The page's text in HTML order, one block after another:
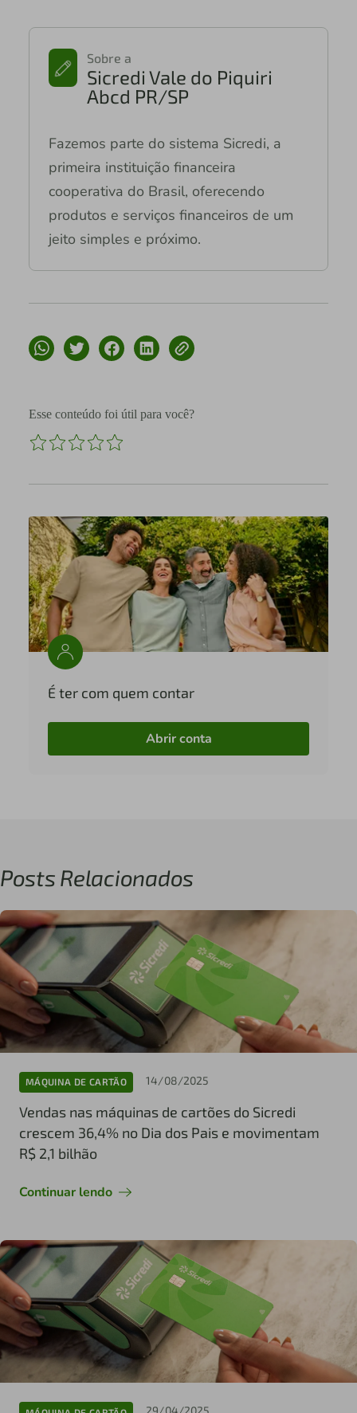
Sobre a
Sicredi Vale do Piquiri
Abcd PR/SP
Fazemos parte do sistema Sicredi, a
primeira instituição financeira
cooperativa do Brasil, oferecendo
produtos e serviços financeiros de um
jeito simples e próximo.
Esse conteúdo foi útil para você?
É ter com quem contar
Abrir conta
Posts Relacionados
MÁQUINA DE CARTÃO 14/08/2025
Vendas nas máquinas de cartões do Sicredi
crescem 36,4% no Dia dos Pais e movimentam
R$ 2,1 bilhão
Continuar lendo